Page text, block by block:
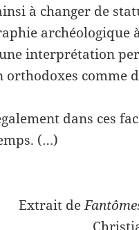
à changer de
archéologique
interprétation
orthodoxes comme
dans ces
(…)
Extrait de